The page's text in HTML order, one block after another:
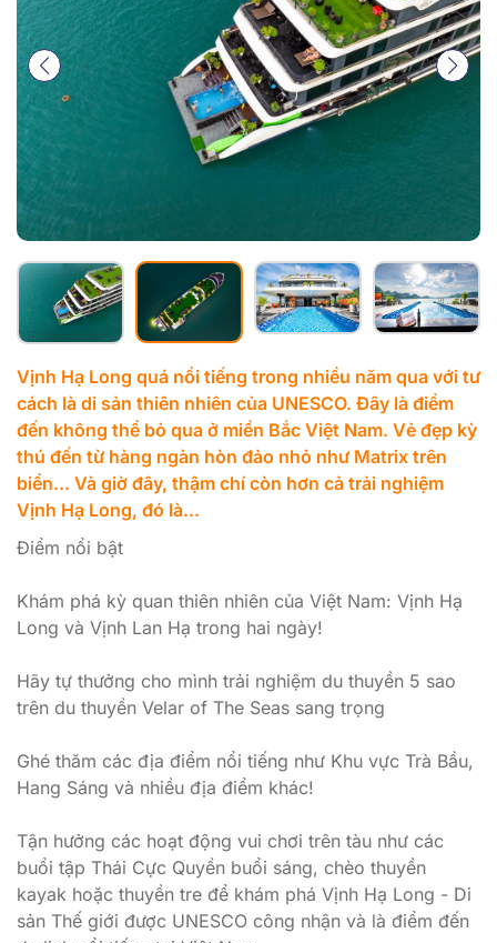
Vịnh Hạ Long quá nổi tiếng trong nhiều năm qua với tư
cách là di sản thiên nhiên của UNESCO. Đây là điểm
đến không thể bỏ qua ở miền Bắc Việt Nam. Vẻ đẹp kỳ
thú đến từ hàng ngàn hòn đảo nhỏ như Matrix trên
biển... Và giờ đây, thậm chí còn hơn cả trải nghiệm
Vịnh Hạ Long, đó là...
Điểm nổi bật
Khám phá kỳ quan thiên nhiên của Việt Nam: Vịnh Hạ
Long và Vịnh Lan Hạ trong hai ngày!
Hãy tự thưởng cho mình trải nghiệm du thuyền 5 sao
trên du thuyền Velar of The Seas sang trọng
Ghé thăm các địa điểm nổi tiếng như Khu vực Trà Bầu,
Hang Sáng và nhiều địa điểm khác!
Tận hưởng các hoạt động vui chơi trên tàu như các
buổi tập Thái Cực Quyền buổi sáng, chèo thuyền
kayak hoặc thuyền tre để khám phá Vịnh Hạ Long - Di
sản Thế giới được UNESCO công nhận và là điểm đến